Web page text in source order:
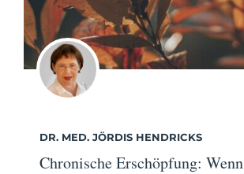
DR. MED. JÖRDIS HENDRICKS
Chronische Erschöpfung: Wenn